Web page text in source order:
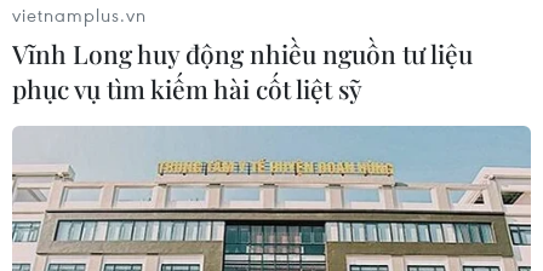
07/08/2026 08:39
vận hành chạy thử nghiệm vào giữa
năm 2027
07/08/2026 08:28
vietnamplus.vn
Vĩnh Long huy động nhiều nguồn tư liệu
phục vụ tìm kiếm hài cốt liệt sỹ